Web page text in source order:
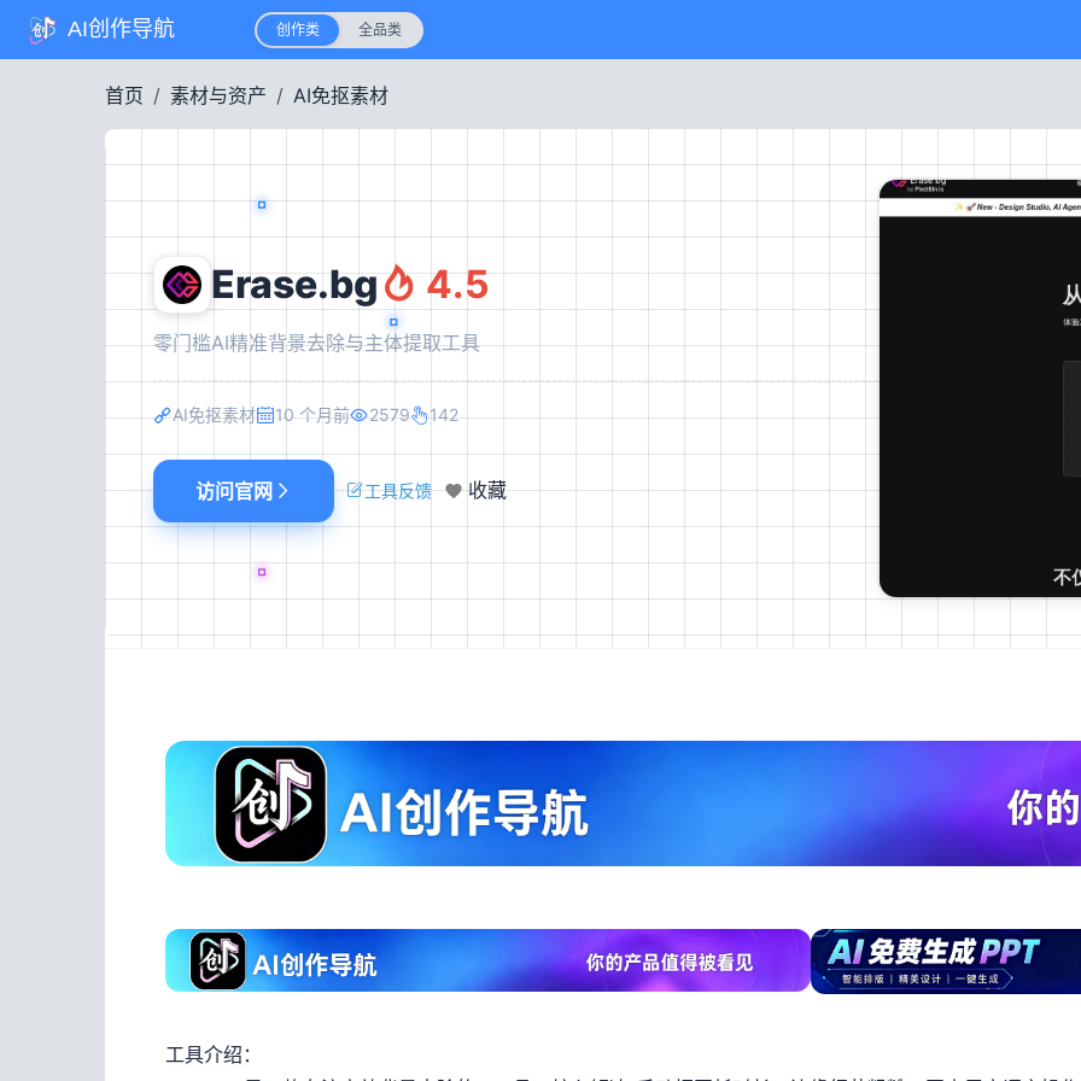
AI创作导航 创作类 全品类
首页 素材与资产 AI免抠素材
Erase.bg 4.5
零门槛AI精准背景去除与主体提取工具
AI免抠素材 10 个月前 2579 142
访问官网 工具反馈 收藏
工具介绍：